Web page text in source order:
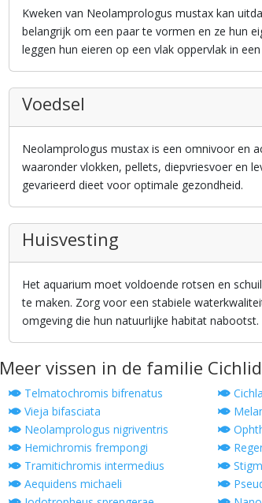
Kweken van Neolamprologus mustax kan
belangrijk om een paar te vormen en ze hun
leggen hun eieren op een vlak oppervlak in
Voedsel
Neolamprologus mustax is een omnivoor en
waaronder vlokken, pellets, diepvriesvoer en
gevarieerd dieet voor optimale gezondheid.
Huisvesting
Het aquarium moet voldoende rotsen en
te maken. Zorg voor een stabiele
omgeving die hun natuurlijke habitat nabootst.
Meer vissen in de familie
Telmatochromis bifrenatus
Vieja bifasciata
Neolamprologus nigriventris
Hemichromis frempongi
Tramitichromis intermedius
Aequidens michaeli